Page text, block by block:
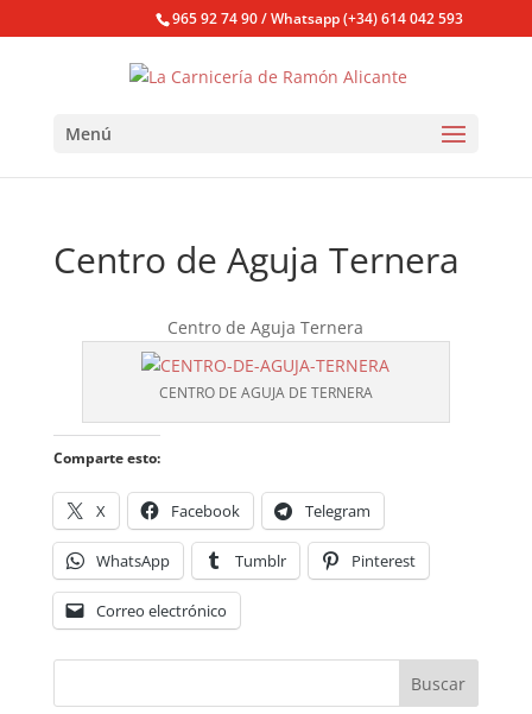
965 92 74 90 / Whatsapp (+34) 614 042 593
Menú
Centro de Aguja Ternera
Centro de Aguja Ternera
CENTRO DE AGUJA DE TERNERA
Comparte esto:
X Facebook Telegram
WhatsApp Tumblr Pinterest
Correo electrónico